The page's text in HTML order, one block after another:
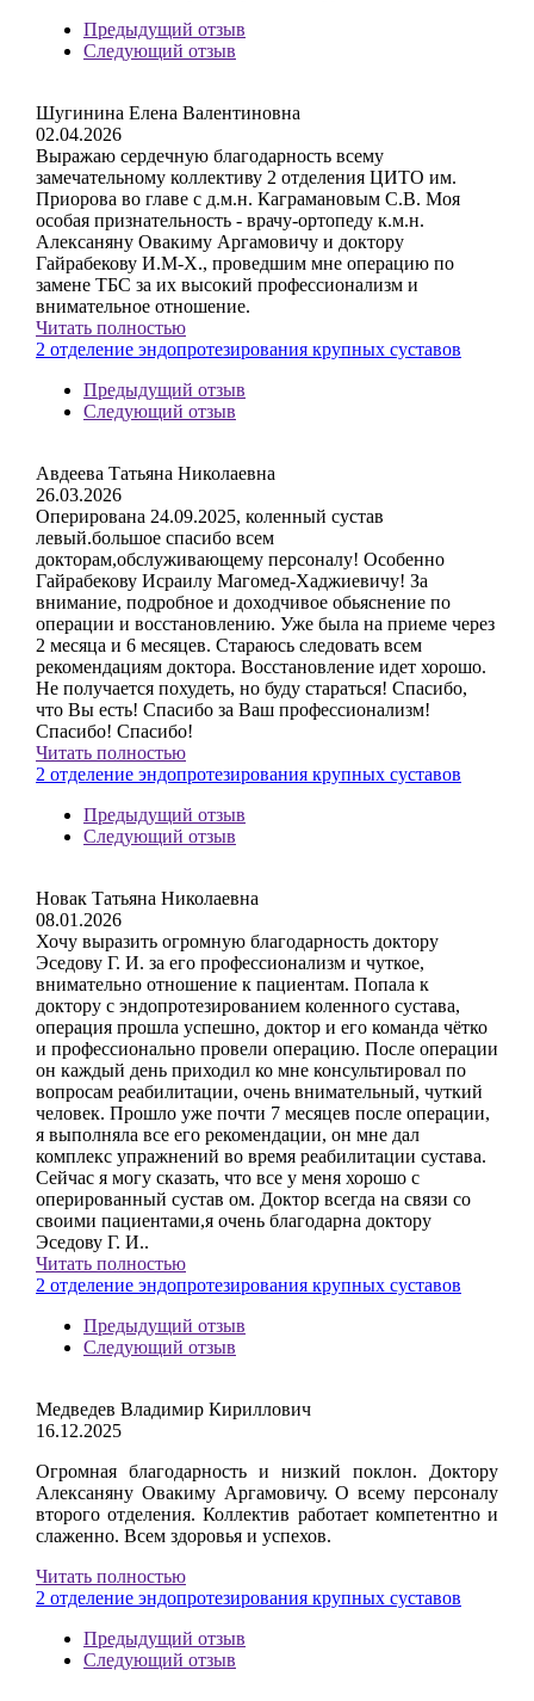
Предыдущий отзыв
Следующий отзыв
Шугинина Елена Валентиновна
02.04.2026
Выражаю сердечную благодарность всему
замечательному коллективу 2 отделения ЦИТО им.
Приорова во главе с д.м.н. Каграмановым С.В. Моя
особая признательность - врачу-ортопеду к.м.н.
Алексаняну Овакиму Аргамовичу и доктору
Гайрабекову И.М-Х., проведшим мне операцию по
замене ТБС за их высокий профессионализм и
внимательное отношение.
Читать полностью
2 отделение эндопротезирования крупных суставов
Предыдущий отзыв
Следующий отзыв
Авдеева Татьяна Николаевна
26.03.2026
Оперирована 24.09.2025, коленный сустав
левый.большое спасибо всем
докторам,обслуживающему персоналу! Особенно
Гайрабекову Исраилу Магомед-Хаджиевичу! За
внимание, подробное и доходчивое обьяснение по
операции и восстановлению. Уже была на приеме через
2 месяца и 6 месяцев. Стараюсь следовать всем
рекомендациям доктора. Восстановление идет хорошо.
Не получается похудеть, но буду стараться! Спасибо,
что Вы есть! Спасибо за Ваш профессионализм!
Спасибо! Спасибо!
Читать полностью
2 отделение эндопротезирования крупных суставов
Предыдущий отзыв
Следующий отзыв
Новак Татьяна Николаевна
08.01.2026
Хочу выразить огромную благодарность доктору
Эседову Г. И. за его профессионализм и чуткое,
внимательно отношение к пациентам. Попала к
доктору с эндопротезированием коленного сустава,
операция прошла успешно, доктор и его команда чётко
и профессионально провели операцию. После операции
он каждый день приходил ко мне консультировал по
вопросам реабилитации, очень внимательный, чуткий
человек. Прошло уже почти 7 месяцев после операции,
я выполняла все его рекомендации, он мне дал
комплекс упражнений во время реабилитации сустава.
Сейчас я могу сказать, что все у меня хорошо с
оперированный сустав ом. Доктор всегда на связи со
своими пациентами,я очень благодарна доктору
Эседову Г. И..
Читать полностью
2 отделение эндопротезирования крупных суставов
Предыдущий отзыв
Следующий отзыв
Медведев Владимир Кириллович
16.12.2025
Огромная благодарность и низкий поклон. Доктору
Алексаняну Овакиму Аргамовичу. О всему персоналу
второго отделения. Коллектив работает компетентно и
слаженно. Всем здоровья и успехов.
Читать полностью
2 отделение эндопротезирования крупных суставов
Предыдущий отзыв
Следующий отзыв